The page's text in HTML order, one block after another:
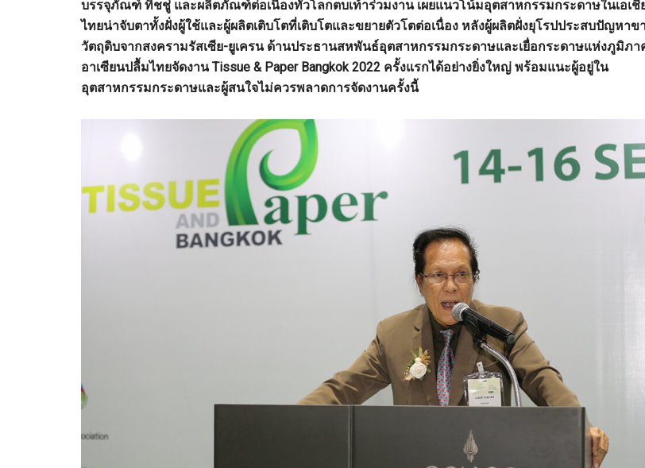
บรรจุภัณฑ์ ทิชชู่ และผลิตภัณฑ์ต่อเนื่องทั่วโลกตบเท้าร่วมงาน เผยแนวโน้มอุตสาหกรรมกระดาษในเอเชี
ไทยน่าจับตาทั้งฝั่งผู้ใช้และผู้ผลิตเติบโตที่เติบโตและขยายตัวโตต่อเนื่อง หลังผู้ผลิตฝั่งยุโรปประสบปัญหาข
วัตถุดิบจากสงครามรัสเซีย-ยูเครน ด้านประธานสหพันธ์อุตสาหกรรมกระดาษและเยื่อกระดาษแห่งภูมิภา
อาเซียนปลื้มไทยจัดงาน Tissue & Paper Bangkok 2022 ครั้งแรกได้อย่างยิ่งใหญ่ พร้อมแนะผู้อยู่ใน
อุตสาหกรรมกระดาษและผู้สนใจไม่ควรพลาดการจัดงานครั้งนี้